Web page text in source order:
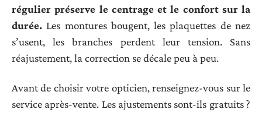
régulier préserve le centrage et le confort sur la
durée. Les montures bougent, les plaquettes de nez
s’usent, les branches perdent leur tension. Sans
réajustement, la correction se décale peu à peu.
Avant de choisir votre opticien, renseignez-vous sur le
service après-vente. Les ajustements sont-ils gratuits ?